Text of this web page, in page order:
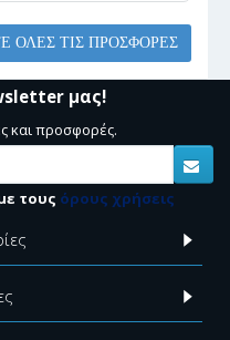
ΌΛΕΣ ΤΙΣ ΠΡΟΣΦΟΡΈΣ
μας!
και προσφορές.
τους όρους χρήσεις